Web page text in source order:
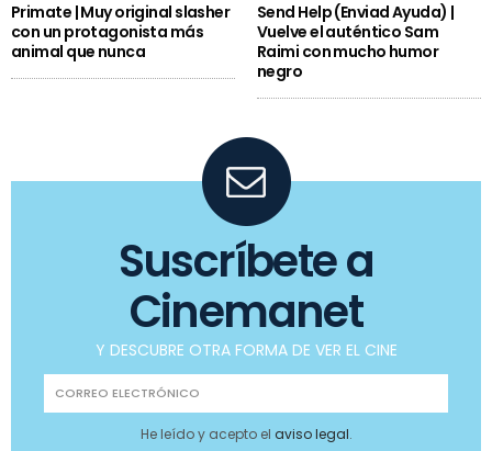
Primate | Muy original slasher
con un protagonista más
animal que nunca
Send Help (Enviad Ayuda) |
Vuelve el auténtico Sam
Raimi con mucho humor
negro
Suscríbete a
Cinemanet
Y DESCUBRE OTRA FORMA DE VER EL CINE
He leído y acepto el aviso legal.